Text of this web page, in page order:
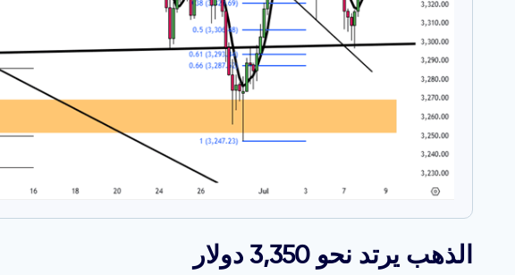
الذهب يرتد نحو 3,350 دولار